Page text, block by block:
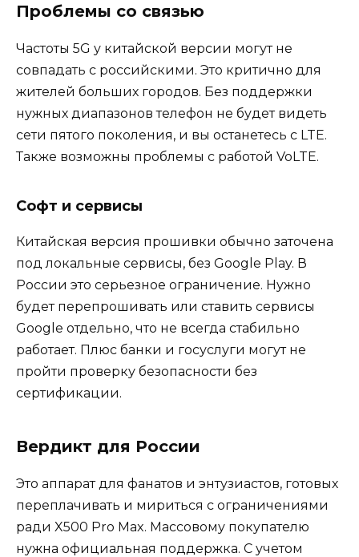
Проблемы со связью
Частоты 5G у китайской версии могут не
совпадать с российскими. Это критично для
жителей больших городов. Без поддержки
нужных диапазонов телефон не будет видеть
сети пятого поколения, и вы останетесь с LTE.
Также возможны проблемы с работой VoLTE.
Софт и сервисы
Китайская версия прошивки обычно заточена
под локальные сервисы, без Google Play. В
России это серьезное ограничение. Нужно
будет перепрошивать или ставить сервисы
Google отдельно, что не всегда стабильно
работает. Плюс банки и госуслуги могут не
пройти проверку безопасности без
сертификации.
Вердикт для России
Это аппарат для фанатов и энтузиастов, готовых
переплачивать и мириться с ограничениями
ради X500 Pro Max. Массовому покупателю
нужна официальная поддержка. С учетом